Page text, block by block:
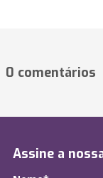
0 comentários
Assine a